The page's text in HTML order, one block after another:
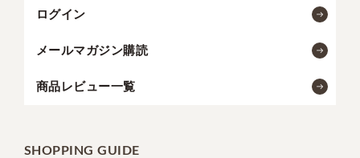
ログイン
メールマガジン購読
商品レビュー一覧
SHOPPING GUIDE